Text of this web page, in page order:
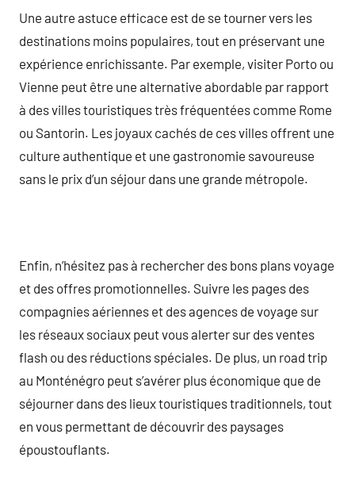
Une autre astuce efficace est de se tourner vers les
destinations moins populaires, tout en préservant une
expérience enrichissante. Par exemple, visiter Porto ou
Vienne peut être une alternative abordable par rapport
à des villes touristiques très fréquentées comme Rome
ou Santorin. Les joyaux cachés de ces villes offrent une
culture authentique et une gastronomie savoureuse
sans le prix d’un séjour dans une grande métropole.
Enfin, n’hésitez pas à rechercher des bons plans voyage
et des offres promotionnelles. Suivre les pages des
compagnies aériennes et des agences de voyage sur
les réseaux sociaux peut vous alerter sur des ventes
flash ou des réductions spéciales. De plus, un road trip
au Monténégro peut s’avérer plus économique que de
séjourner dans des lieux touristiques traditionnels, tout
en vous permettant de découvrir des paysages
époustouflants.